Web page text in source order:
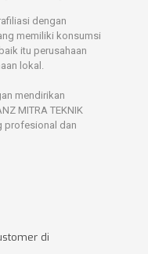
dengan
memiliki konsumsi
itu perusahaan
lokal.
mendirikan
MITRA TEKNIK
profesional dan
di